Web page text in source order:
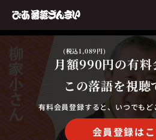
月額990円
(税込1,089円)
の有料
この落語を視聴
有料会員登録すると、いつでもど
会員登録は